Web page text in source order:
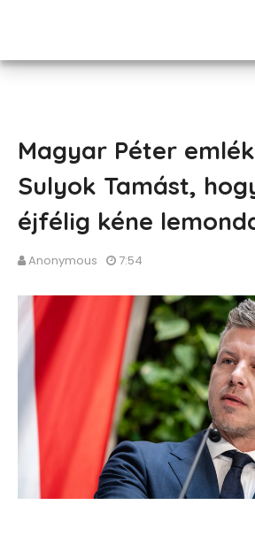
Magyar Péter
Sulyok Tamást,
éjfélig kéne
Anonymous 7:54